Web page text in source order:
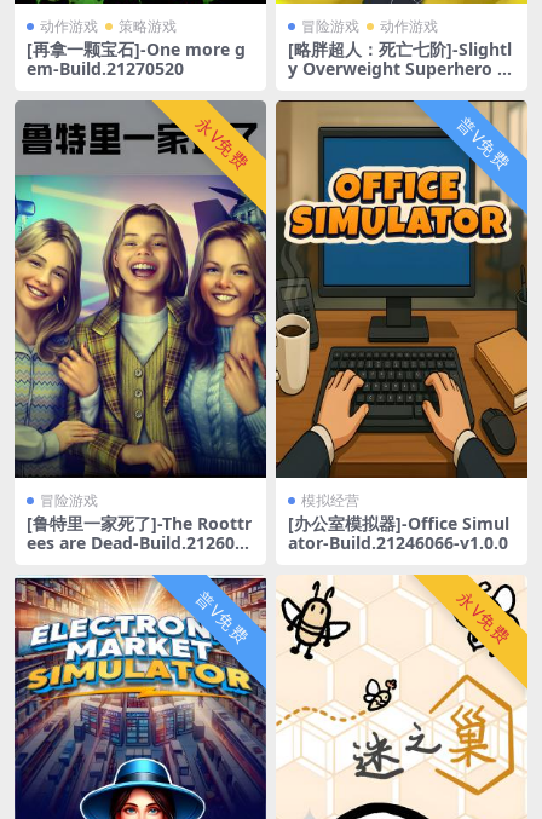
动作游戏 策略游戏
[再拿一颗宝石]-One more g
em-Build.21270520
冒险游戏 动作游戏
[略胖超人：死亡七阶]-Slightl
y Overweight Superhero a
h-Build.20791479
永V免费
冒险游戏
[鲁特里一家死了]-The Roottr
ees are Dead-Build.2126001
普V免费
模拟经营
[办公室模拟器]-Office Simul
ator-Build.21246066-v1.0.0
普V免费 永V免费